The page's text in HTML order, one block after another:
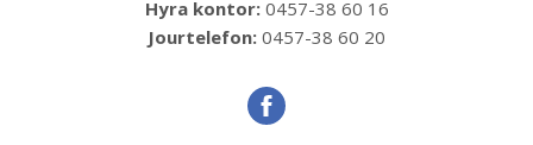
Hyra kontor: 0457-38 60 16
Jourtelefon: 0457-38 60 20